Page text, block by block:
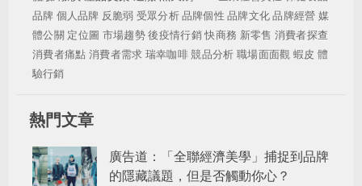
品牌 個人品牌 反脆弱 受眾分析品牌個性 品牌文化品牌經營 媒
體公關 定位圖 市場趨勢後疫情行銷快商務 新零售 消費者探查
消費者痛點 消費者需求 瑞幸咖啡競品分析 職場面面觀 蝦皮 體
驗行銷
熱門文章
廣告道：「全聯經濟美學」捕捉到品牌
的隱藏議題，但是否觸動你心？